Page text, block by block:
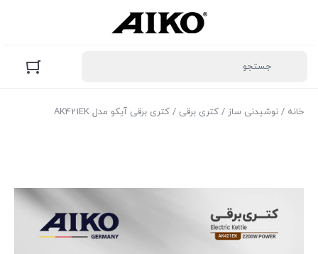
خانه / نوشیدنی ساز / کتری برقی / کتری برقی آیکو مدل AK421EK